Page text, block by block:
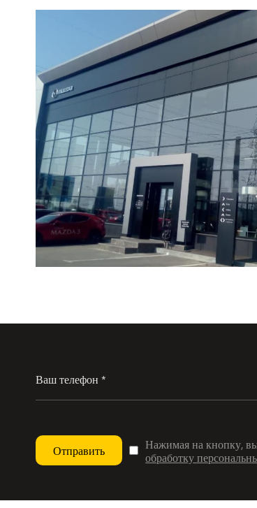
Отправить
Нажимая на кнопку, вы
обработку